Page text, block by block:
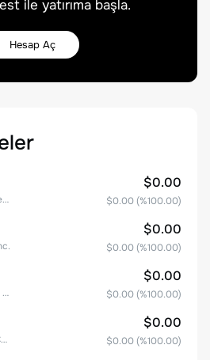
ile yatırıma başla.
Hesap Aç
Uber Technologies, Inc.
$0.00
$0.00 (%100.00)
$0.00
$0.00 (%100.00)
Ryanair Holdings plc American Depositary Shares
$0.00
$0.00 (%100.00)
Otis Worldwide Corporation
$0.00
$0.00 (%100.00)